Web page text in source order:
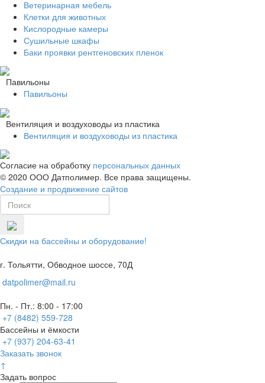
Ветеринарная мебель
Клетки для животных
Кислородные камеры
Сушильные шкафы
Баки проявки рентгеновских пленок
Павильоны
Павильоны
Вентиляция и воздуховоды из пластика
Вентиляция и воздуховоды из пластика
Согласие на обработку персональных данных
© 2020 ООО Датполимер. Все права защищены.
Создание и продвижение сайтов
Скидки на бассейны и оборудование!
г. Тольятти, Обводное шоссе, 70Д
datpolimer@mail.ru
Пн. - Пт.: 8:00 - 17:00
+7 (8482) 559-728
Бассейны и ёмкости
+7 (937) 204-63-41
Заказать звонок
↑
Задать вопрос